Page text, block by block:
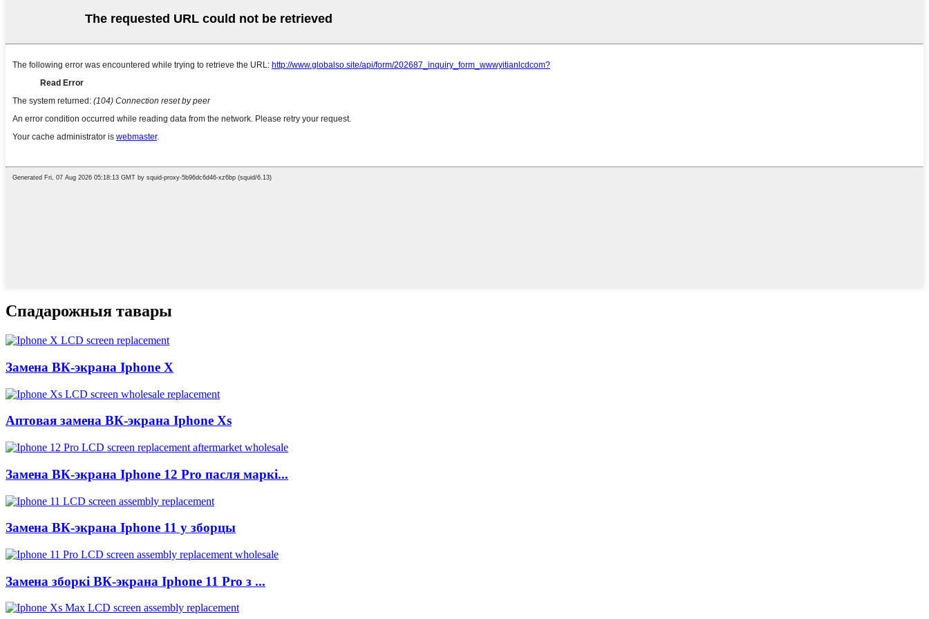
Спадарожныя тавары
Замена ВК-экрана Iphone X
Аптовая замена ВК-экрана Iphone Xs
Замена ВК-экрана Iphone 12 Pro пасля маркі...
Замена ВК-экрана Iphone 11 у зборцы
Замена зборкі ВК-экрана Iphone 11 Pro з ...